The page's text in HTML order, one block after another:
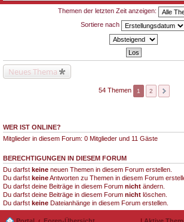
Themen der letzten Zeit anzeigen:
Sortiere nach
Neues Thema
54 Themen 1 2
WER IST ONLINE?
Mitglieder in diesem Forum: 0 Mitglieder und 11 Gäste
BERECHTIGUNGEN IN DIESEM FORUM
Du darfst keine neuen Themen in diesem Forum erstellen.
Du darfst keineAntworten zu Themen in diesem Forum
Du darfst deine Beiträge in diesem Forum nicht ändern.
Du darfst deine Beiträge in diesem Forum nicht löschen.
Du darfst keine Dateianhänge in diesem Forum erstellen.